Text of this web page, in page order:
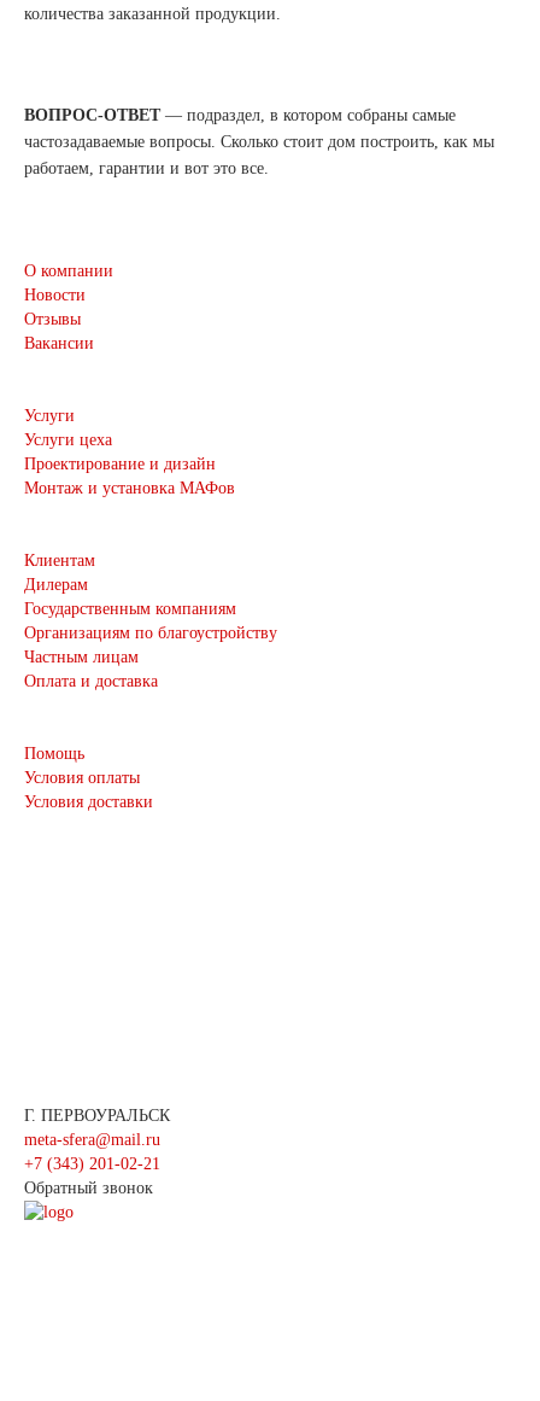
количества заказанной продукции.
ВОПРОС-ОТВЕТ — подраздел, в котором собраны самые
частозадаваемые вопросы. Сколько стоит дом построить, как мы
работаем, гарантии и вот это все.
О компании
Новости
Отзывы
Вакансии
Услуги
Услуги цеха
Проектирование и дизайн
Монтаж и установка МАФов
Клиентам
Дилерам
Государственным компаниям
Организациям по благоустройству
Частным лицам
Оплата и доставка
Помощь
Условия оплаты
Условия доставки
Г. ПЕРВОУРАЛЬСК
meta-sfera@mail.ru
+7 (343) 201-02-21
Обратный звонок